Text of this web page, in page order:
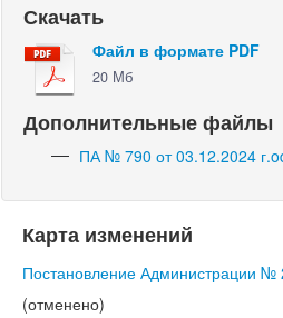
Скачать
Файл в формате PDF
20 Мб
Дополнительные файлы
ПА № 790 от 03.12.2024
Карта изменений
Постановление Администрации №
(отменено)